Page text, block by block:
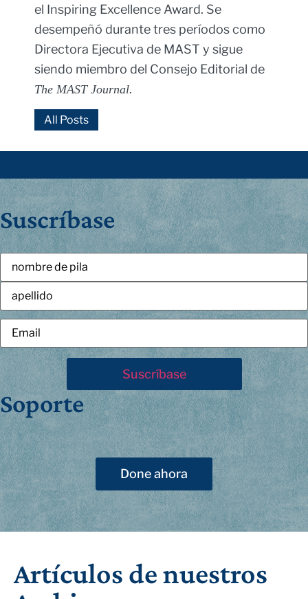
el Inspiring Excellence Award. Se
desempeñó durante tres períodos como
Directora Ejecutiva de MAST y sigue
siendo miembro del Consejo Editorial de
The MAST Journal.
All Posts
Suscríbase
Soporte
Done ahora
Artículos de nuestros